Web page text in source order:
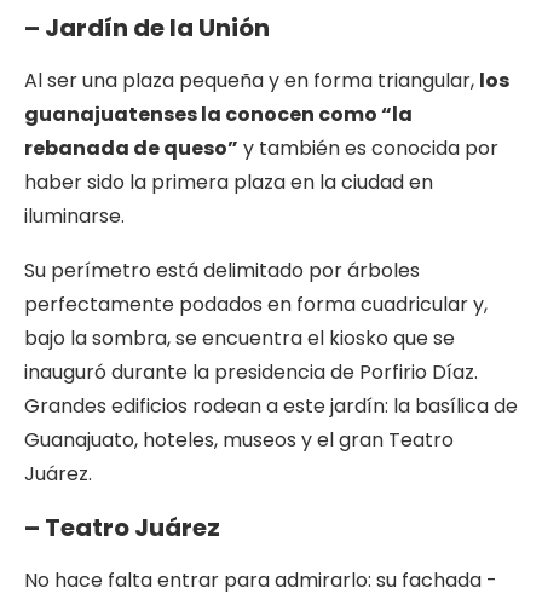
– Jardín de la Unión
Al ser una plaza pequeña y en forma triangular, los
guanajuatenses la conocen como “la
rebanada de queso” y también es conocida por
haber sido la primera plaza en la ciudad en
iluminarse.
Su perímetro está delimitado por árboles
perfectamente podados en forma cuadricular y,
bajo la sombra, se encuentra el kiosko que se
inauguró durante la presidencia de Porfirio Díaz.
Grandes edificios rodean a este jardín: la basílica de
Guanajuato, hoteles, museos y el gran Teatro
Juárez.
– Teatro Juárez
No hace falta entrar para admirarlo: su fachada -